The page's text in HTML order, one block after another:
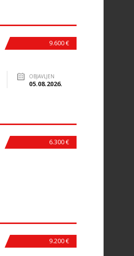
9.600 €
OBJAVLJEN
05.08.2026.
6.300 €
9.200 €